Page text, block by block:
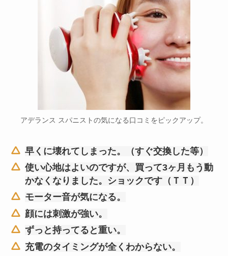
アデランス スパニストの気になる口コミをピックアップ。
早くに壊れてしまった。（すぐ交換した等）
使い心地はよいのですが、買って3ヶ月もう動
かなくなりました。ショックです（ＴＴ）
モーター音が気になる。
顔には刺激が強い。
ずっと持ってると重い。
充電のタイミングが全くわからない。